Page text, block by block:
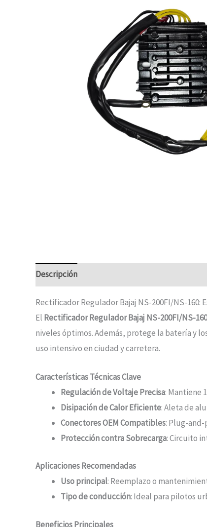
Descripción
Rectificador Regulador Bajaj NS-200FI/NS-
El Rectificador Regulador Bajaj NS-200FI/NS-160
niveles óptimos. Además, protege la batería y
uso intensivo en ciudad y carretera.
Características Técnicas Clave
Regulación de Voltaje Precisa: Mantiene
Disipación de Calor Eficiente: Aleta de
Conectores OEM Compatibles: Plug-and-
Protección contra Sobrecarga: Circuito
Aplicaciones Recomendadas
Uso principal: Reemplazo o
Tipo de conducción: Ideal para pilotos
Beneficios Principales